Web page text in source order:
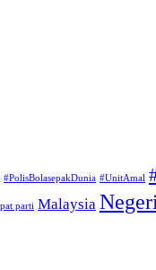
#PolisBolasepakDunia #UnitAmal
parti Malaysia